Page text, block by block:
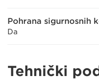
Pohrana sigurnosnih
Da
Tehnički